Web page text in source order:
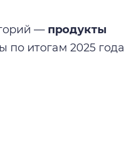
— продукты
по итогам 2025 года